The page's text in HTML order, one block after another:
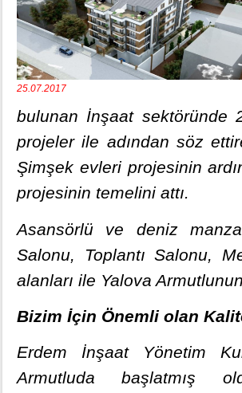
25.07.2017
bulunan İnşaat sektöründe
projeler ile adından söz
Şimşek evleri projesinin
projesinin temelini attı.
Asansörlü ve deniz
Salonu, Toplantı Salonu,
alanları ile Yalova
Bizim İçin Önemli olan
Erdem İnşaat Yönetim
Armutluda başlatmış